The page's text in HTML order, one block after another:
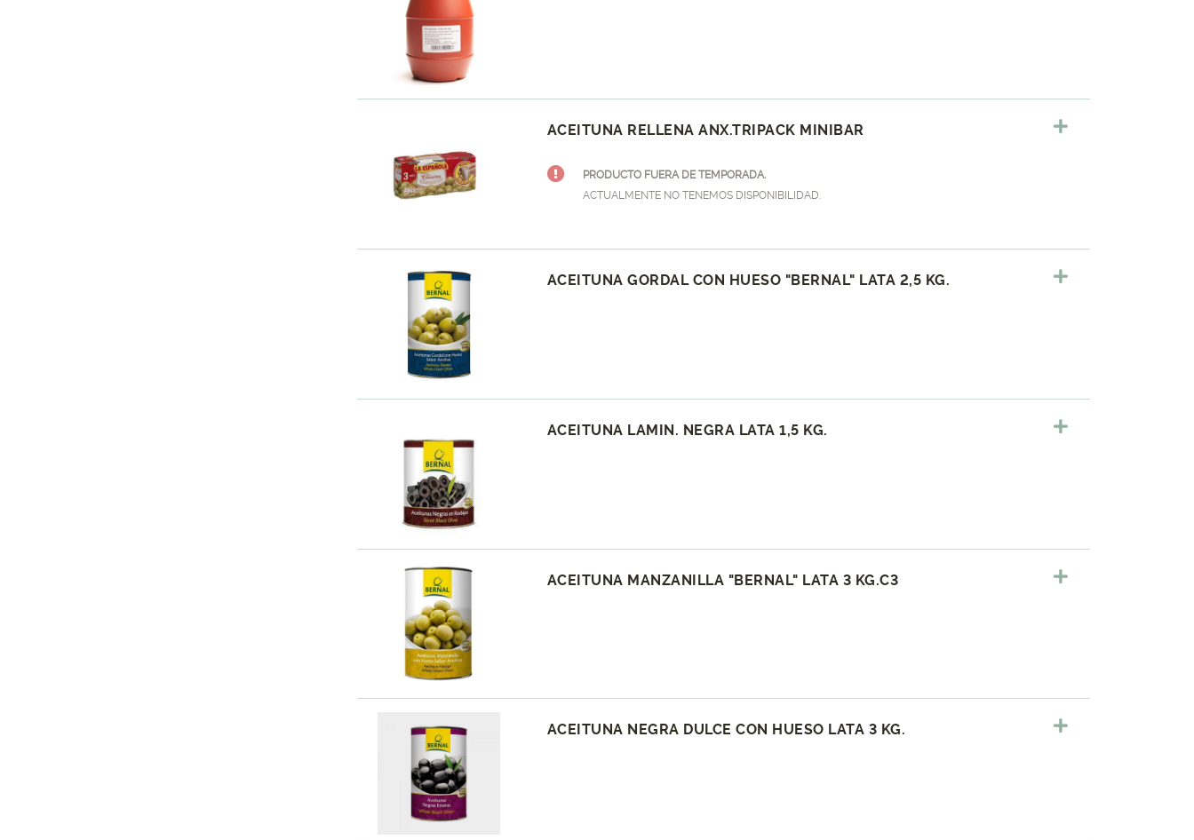
ACEITUNA RELLENA ANX.TRIPACK MINIBAR
PRODUCTO FUERA DE TEMPORADA.
ACTUALMENTE NO TENEMOS DISPONIBILIDAD.
ACEITUNA GORDAL CON HUESO "BERNAL" LATA 2,5 KG.
ACEITUNA LAMIN. NEGRA LATA 1,5 KG.
ACEITUNA MANZANILLA "BERNAL" LATA 3 KG.C3
ACEITUNA NEGRA DULCE CON HUESO LATA 3 KG.